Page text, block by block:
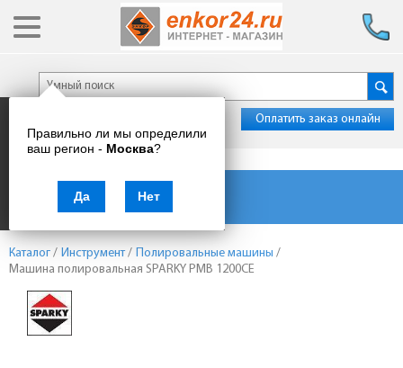
Правильно ли мы определили
ваш регион - Москва?
Да Нет
Оплатить заказ онлайн
Каталог товаров
Каталог / Инструмент/ Полировальные машины /
Машина полировальная SPARKY PMB 1200CE